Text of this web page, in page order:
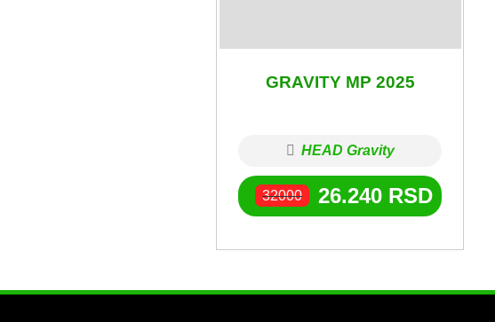
GRAVITY MP 2025
HEAD Gravity
32000 26.240 RSD